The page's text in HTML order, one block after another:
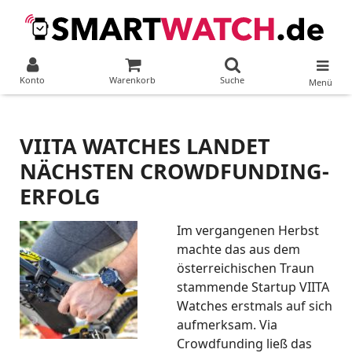
Konto Warenkorb Suche Menü
VIITA WATCHES LANDET
NÄCHSTEN CROWDFUNDING-
ERFOLG
Im vergangenen Herbst
machte das aus dem
österreichischen Traun
stammende Startup VIITA
Watches erstmals auf sich
aufmerksam. Via
Crowdfunding ließ das